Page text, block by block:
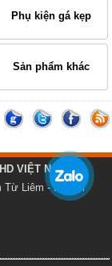
Phụ kiện gá kẹp
Sản phẩm khác
VIỆT NAM
Từ Liêm - Hà Nội